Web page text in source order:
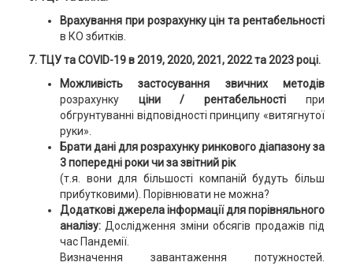
Врахування при розрахунку цін та рентабельності
в КО збитків.
7. ТЦУ та COVID-19 в 2019, 2020, 2021, 2022 та 2023 році.
Можливість застосування звичних методів
розрахунку ціни / рентабельності при
обгрунтуванні відповідності принципу «витягнутої
руки».
Брати дані для розрахунку ринкового діапазону за
3 попередні роки чи за звітний рік
(т.я. вони для більшості компаній будуть більш
прибутковими). Порівнювати не можна?
Додаткові джерела інформації для порівняльного
аналізу:Дослідження зміни обсягів продажів під
час Пандемії.
Визначення завантаження потужностей.